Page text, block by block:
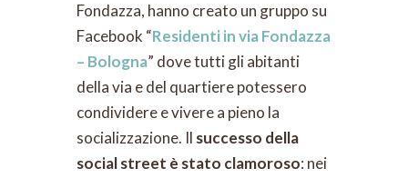
Fondazza, hanno creato un gruppo su
Facebook “Residenti in via Fondazza
– Bologna” dove tutti gli abitanti
della via e del quartiere potessero
condividere e vivere a pieno la
socializzazione. Il successo della
social street è stato clamoroso: nei